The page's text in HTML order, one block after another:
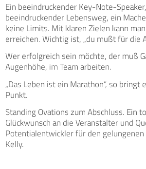
Ein beeindruckender Key-Note-
beeindruckender Lebensweg, ein
keine Limits. Mit klaren Zielen kann
erreichen. Wichtig ist, „du mußt für die
Wer erfolgreich sein möchte, der muß
Augenhöhe, im Team arbeiten.
„Das Leben ist ein Marathon“, so bringt
Punkt.
Standing Ovations zum Abschluss. Ein
Glückwunsch an die Veranstalter und
Potentialentwickler für den gelungenen
Kelly.